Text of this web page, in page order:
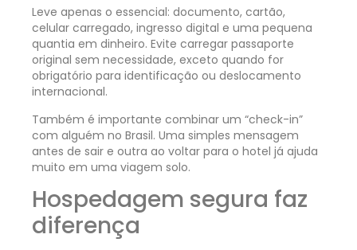
Leve apenas o essencial: documento, cartão,
celular carregado, ingresso digital e uma pequena
quantia em dinheiro. Evite carregar passaporte
original sem necessidade, exceto quando for
obrigatório para identificação ou deslocamento
internacional.
Também é importante combinar um “check-in”
com alguém no Brasil. Uma simples mensagem
antes de sair e outra ao voltar para o hotel já ajuda
muito em uma viagem solo.
Hospedagem segura faz
diferença